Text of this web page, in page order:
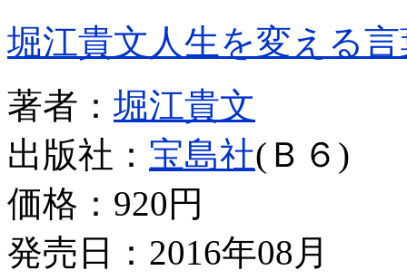
堀江貴文人生を変える
著者： 堀江貴文
出版社： 宝島社(Ｂ６)
価格： 920円
発売日：2016年08月